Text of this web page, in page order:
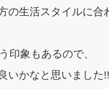
の生活スタイルに
印象もあるので、
いかなと思いました!!